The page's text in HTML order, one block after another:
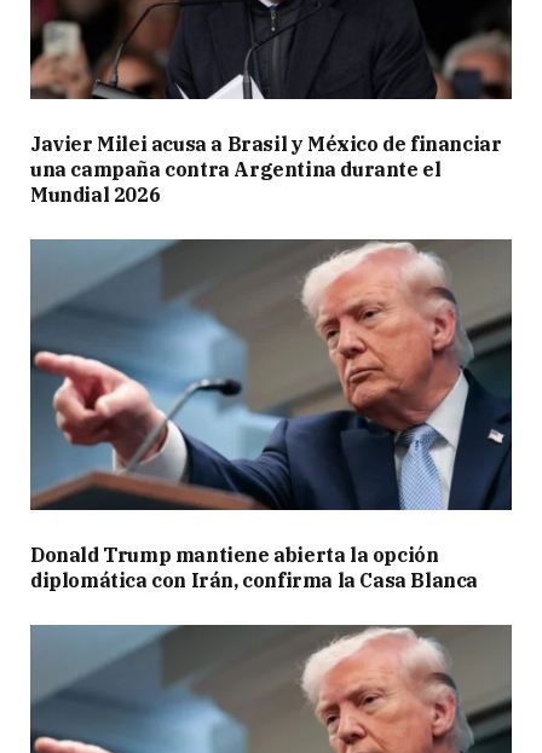
Javier Milei acusa a Brasil y México de financiar
una campaña contra Argentina durante el
Mundial 2026
Donald Trump mantiene abierta la opción
diplomática con Irán, confirma la Casa Blanca